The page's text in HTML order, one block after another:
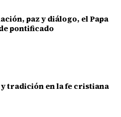
paz y diálogo, el Papa
pontificado
tradición en la fe cristiana